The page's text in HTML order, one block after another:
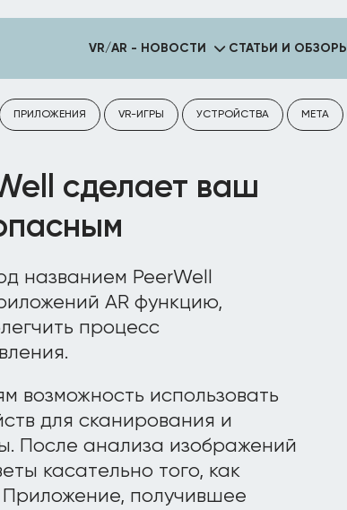
VR/AR - НОВОСТИ СТАТЬИ И ОБЗОРЫ
ПРИЛОЖЕНИЯ VR-ИГРЫ УСТРОЙСТВА META
сделает ваш
названием PeerWell
AR функцию,
процесс
возможность использовать
для сканирования и
После анализа изображений
касательно того, как
получившее